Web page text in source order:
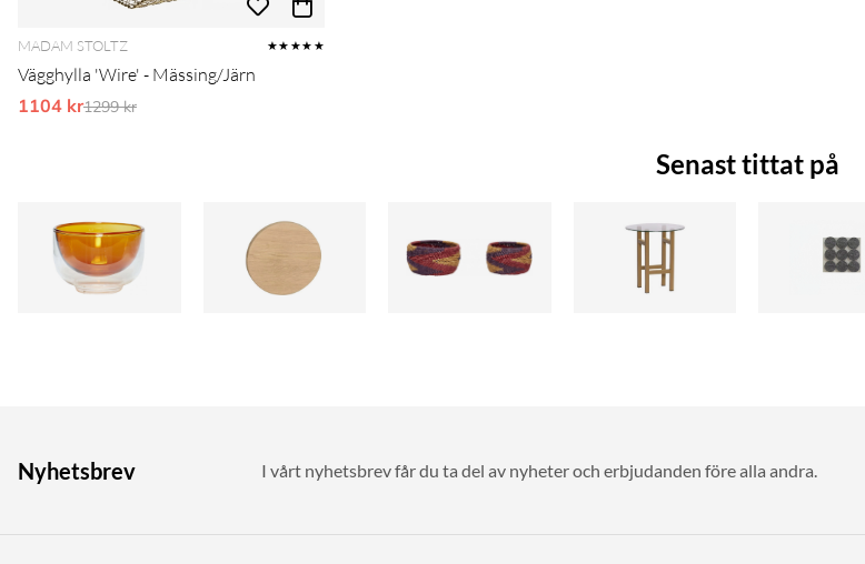
MADAM STOLTZ ★★★★★
Vägghylla 'Wire' - Mässing/Järn
1104 krOrdinarie pris:
1299 kr
Senast tittat på
Nyhetsbrev I vårt nyhetsbrev får du ta del av nyheter och erbjudanden före alla andra.